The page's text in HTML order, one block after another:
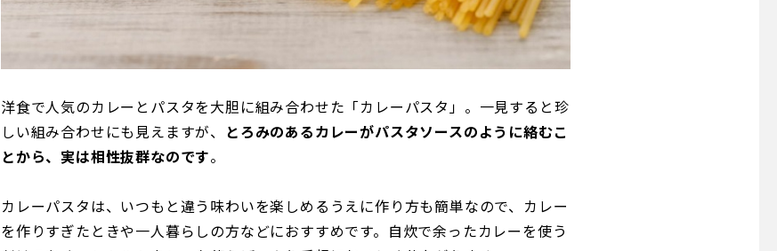
洋食で人気のカレーとパスタを大胆に組み合わせた「カレーパスタ」。一見すると珍
しい組み合わせにも見えますが、 とろみのあるカレーがパスタソースのように絡むこ
とから、実は相性抜群なのです。
カレーパスタは、いつもと違う味わいを楽しめるうえに作り方も簡単なので、カレー
を作りすぎたときや一人暮らしの方などにおすすめです。自炊で余ったカレーを使う